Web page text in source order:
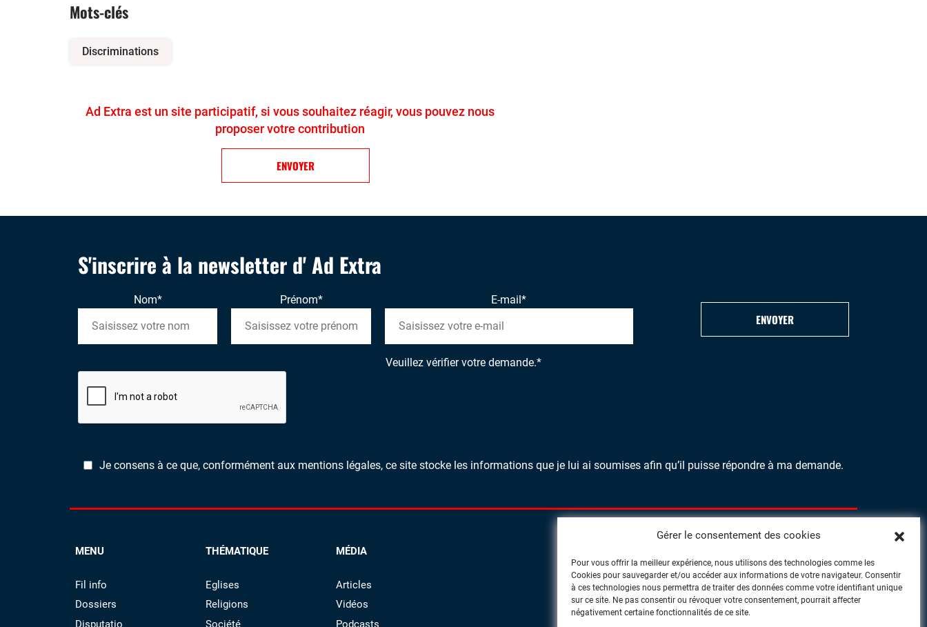
Gérer le consentement des cookies
Pour vous offrir la meilleur expérience, nous utilisons des technologies comme les
Cookies pour sauvegarder et/ou accéder aux informations de votre navigateur. Consentir
à ces technologies nous permettra de traiter des données comme votre identifiant unique
sur ce site. Ne pas consentir ou révoquer votre consentement, pourrait affecter
négativement certaine fonctionnalités de ce site.
Mots-clés
Discriminations
Ad Extra est un site participatif, si vous souhaitez réagir, vous pouvez nous
proposer votre contribution
ENVOYER
S'inscrire à la newsletter d' Ad Extra
Nom* Prénom* E-mail*
Veuillez vérifier votre demande.*
Je consens à ce que, conformément aux mentions légales, ce site stocke les informations que je lui ai soumises afin qu’il puisse répondre à ma demande.
ENVOYER
MENU
Fil info
Dossiers
Disputatio
THÉMATIQUE
Eglises
Religions
Société
MÉDIA
Articles
Vidéos
Podcasts